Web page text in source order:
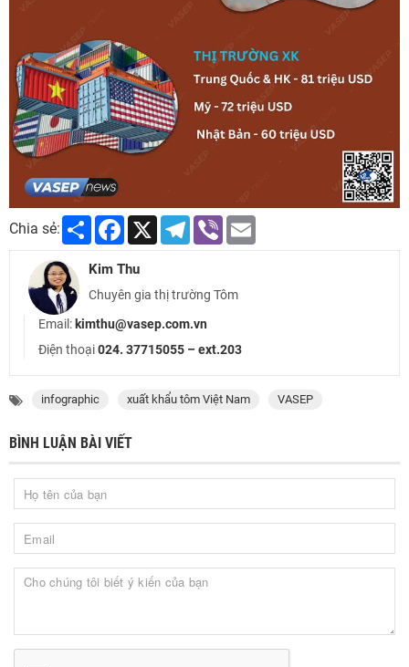
Chia sẻ: Share Facebook
X Telegram
Viber
Kim Thu
Chuyên gia thị trường Tôm
Email: kimthu@vasep.com.vn
Điện thoại024. 37715055 – ext.203
infographic xuất khẩu tôm Việt Nam VASEP
BÌNH LUẬN BÀI VIẾT